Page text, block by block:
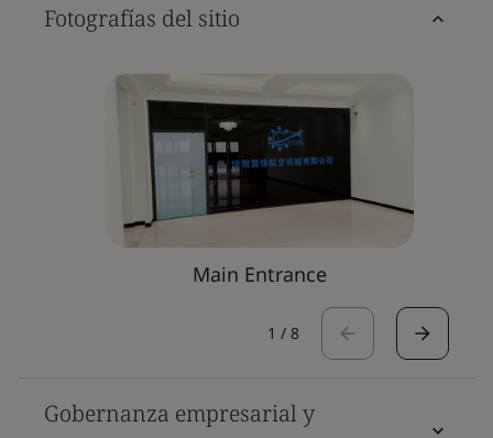
Fotografías del sitio
Main Entrance
1 / 8
Gobernanza empresarial y